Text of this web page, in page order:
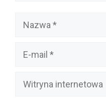
Nazwa
Witryna